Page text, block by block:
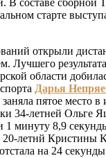
В составе сборной
старте
открыли
Лучшего
области
Дарья
пятое место в
34-летней Ольге
1 минуту 8,9
20-летнй Кристины
на 24